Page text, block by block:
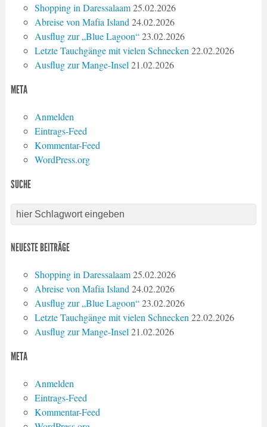
Shopping in Daressalaam 25.02.2026
Abreise von Mafía Island 24.02.2026
Ausflug zur „Blue Lagoon“ 23.02.2026
Letzte Tauchgänge mit vielen Schnecken 22.02.2026
Ausflug zur Mange-Insel 21.02.2026
META
Anmelden
Eintrags-Feed
Kommentar-Feed
WordPress.org
SUCHE
NEUESTE BEITRÄGE
Shopping in Daressalaam 25.02.2026
Abreise von Mafía Island 24.02.2026
Ausflug zur „Blue Lagoon“ 23.02.2026
Letzte Tauchgänge mit vielen Schnecken 22.02.2026
Ausflug zur Mange-Insel 21.02.2026
META
Anmelden
Eintrags-Feed
Kommentar-Feed